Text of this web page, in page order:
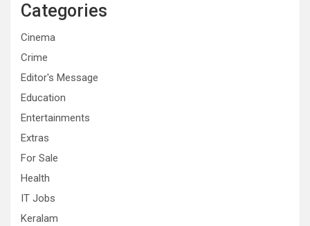
Categories
Cinema
Crime
Editor's Message
Education
Entertainments
Extras
For Sale
Health
IT Jobs
Keralam